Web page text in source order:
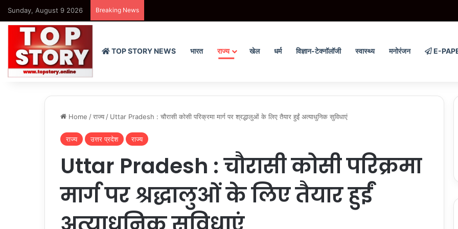
Sunday, August 9 2026 Breaking News
TOP STORY NEWS भारत राज्य खेल धर्म विज्ञान-टेक्नॉलॉजी स्वास्थ्य मनोरंजन E-
Home /राज्य / Uttar Pradesh : चौरासी कोसी परिक्रमा मार्ग पर श्रद्धालुओं के लिए तैयार हुईं अत्याधुनिक सुविधाएं
राज्य उत्तर प्रदेश राज्य
Uttar Pradesh : चौरासी कोसी परिक्रमा
मार्ग पर श्रद्धालुओं के लिए तैयार हुईं